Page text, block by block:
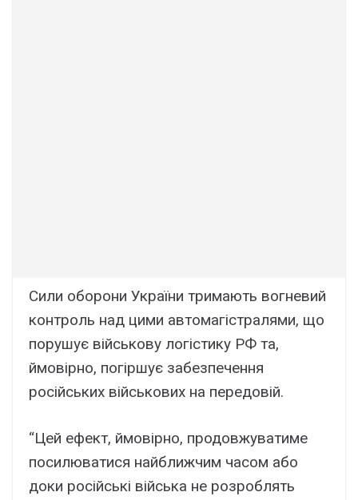
Сили оборони України тримають вогневий
контроль над цими автомагістралями, що
порушує військову логістику РФ та,
ймовірно, погіршує забезпечення
російських військових на передовій.
“Цей ефект, ймовірно, продовжуватиме
посилюватися найближчим часом або
доки російські війська не розроблять